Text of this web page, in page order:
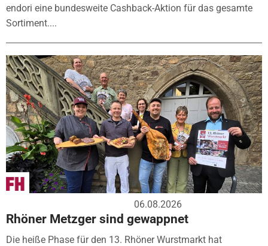
endori eine bundesweite Cashback-Aktion für das gesamte
Sortiment....
06.08.2026
Rhöner Metzger sind gewappnet
Die heiße Phase für den 13. Rhöner Wurstmarkt hat